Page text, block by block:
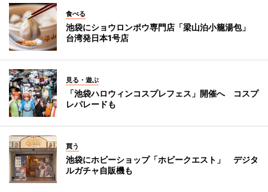
食べる
池袋にショウロンポウ専門店「梁山泊小籠湯包」
台湾発日本1号店
見る・遊ぶ
「池袋ハロウィンコスプレフェス」開催へ コスプ
レパレードも
買う
池袋にホビーショップ「ホビークエスト」 デジタ
ルガチャ自販機も